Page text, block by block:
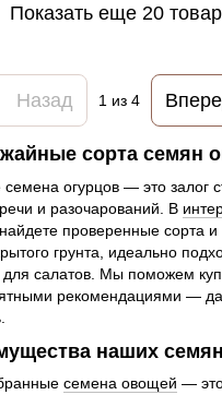
Показать еще 20
Назад 1из 4
сорта семян
огурцов — это залог
и разочарований. В
проверенные сорта
грунта, идеально
для салатов. Мы поможем
рекомендациями —
наших
семена овощей —